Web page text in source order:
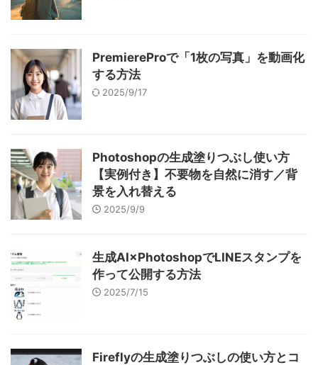
PremiereProで「1枚の写真」を動画化
する方法
2025/9/17
Photoshopの生成塗りつぶし使い方
【実例付き】不要物を自然に消す／背
景を入れ替える
2025/9/9
生成AI×PhotoshopでLINEスタンプを
作って公開する方法
2025/7/15
Fireflyの生成塗りつぶしの使い方とコ